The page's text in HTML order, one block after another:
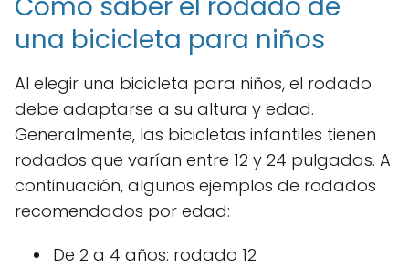
una bicicleta para niños
Al elegir una bicicleta para niños, el rodado
debe adaptarse a su altura y edad.
Generalmente, las bicicletas infantiles tienen
rodados que varían entre 12 y 24 pulgadas. A
continuación, algunos ejemplos de rodados
recomendados por edad:
De 2 a 4 años: rodado 12